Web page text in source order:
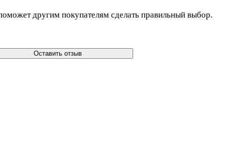
другим покупателям сделать правильный выбор.
Оставить отзыв